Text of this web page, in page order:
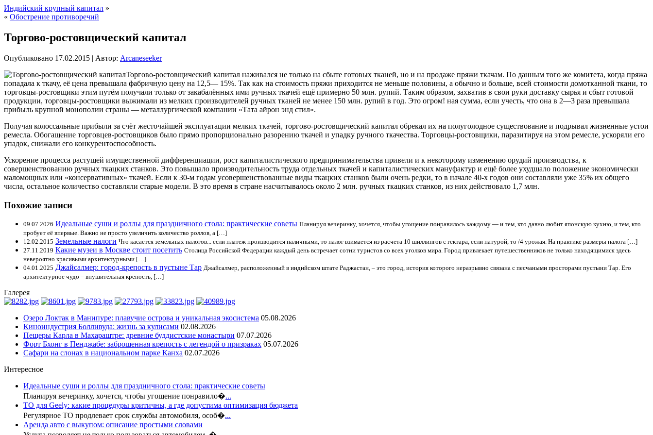
Индийский крупный капитал »
« Обострение противоречий
Торгово-ростовщический капитал
Опубликовано 17.02.2015 | Автор: Arcaneseeker
Торгово-ростовщический капитал наживался не только на сбыте готовых тканей, но и на продаже пряжи ткачам. По данным того же комитета, когда пряжа
попадала к ткачу, её цена превышала фабричную цену на 12,5— 15%. Так как на стоимость пряжи приходится не меньше половины, а обычно и больше, всей стоимости домотканной ткани, то
торговцы-ростовщики этим путём получали только от закабалённых ими ручных ткачей ещё примерно 50 млн. рупий. Таким образом, захватив в свои руки доставку сырья и сбыт готовой
продукции, торговцы-ростовщики выжимали из мелких производителей ручных тканей не менее 150 млн. рупий в год. Это огром! ная сумма, если учесть, что она в 2—3 раза превышала
прибыль крупной монополии страны — металлургической компании «Тата айрон энд стил».
Получая колоссальные прибыли за счёт жесточайшей эксплуатации мелких ткачей, торгово-ростовщический капитал обрекал их на полуголодное существование и подрывал жизненные устои
ремесла. Обогащение торговцев-ростовщиков было прямо пропорционально разорению ткачей и упадку ручного ткачества. Торговцы-ростовщики, паразитируя на этом ремесле, ускоряли его
упадок, снижали его конкурентоспособность.
Ускорение процесса растущей имущественной дифференциации, рост капиталистического предпринимательства привели и к некоторому изменению орудий производства, к
совершенствованию ручных ткацких станков. Это повышало производительность труда отдельных ткачей и капиталистических мануфактур и ещё более ухудшало положение экономически
маломощных или «консервативных» ткачей. Если к 30-м годам усовершенствованные виды ткацких станков были очень редки, то в начале 40-х годов они составляли уже 35% их общего
числа, остальное количество составляли старые модели. В это время в стране насчитывалось около 2 млн. ручных ткацких станков, из них действовало 1,7 млн.
Похожие записи
09.07.2026 Идеальные суши и роллы для праздничного стола: практические советы Планируя вечеринку, хочется, чтобы угощение понравилось каждому — и тем, кто давно любит японскую кухню, и тем, кто
пробует её впервые. Важно не просто увеличить количество роллов, а […]
12.02.2015 Земельные налоги Что касается земельных налогов... если платеж производится наличными, то налог взимается из расчета 10 шиллингов с гектара, если натурой, то /4 урожая. На практике размеры налога […]
27.11.2019 Какие музеи в Москве стоит посетить Столица Российской Федерации каждый день встречает сотни туристов со всех уголков мира. Город привлекает путешественников не только находящимися здесь
невероятно красивыми архитектурными […]
04.01.2025 Джайсалмер: город-крепость в пустыне Тар Джайсалмер, расположенный в индийском штате Раджастан, – это город, история которого неразрывно связана с песчаными просторами пустыни Тар. Его
архитектурное чудо – внушительная крепость, […]
Галерея
Озеро Локтак в Манипуре: плавучие острова и уникальная экосистема 05.08.2026
Киноиндустрия Болливуда: жизнь за кулисами 02.08.2026
Пещеры Карла в Махараштре: древние буддистские монастыри 07.07.2026
Форт Бхонг в Пенджабе: заброшенная крепость с легендой о призраках 05.07.2026
Сафари на слонах в национальном парке Канха 02.07.2026
Интересное
Идеальные суши и роллы для праздничного стола: практические советы
Планируя вечеринку, хочется, чтобы угощение понравило�...
ТО для Geely: какие процедуры критичны, а где допустима оптимизация бюджета
Регулярное ТО продлевает срок службы автомобиля, особ�...
Аренда авто с выкупом: описание простыми словами